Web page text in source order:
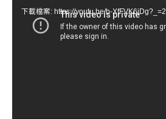
下載檔案: https://youtu.be/b-XfFVK6jDg?_=2